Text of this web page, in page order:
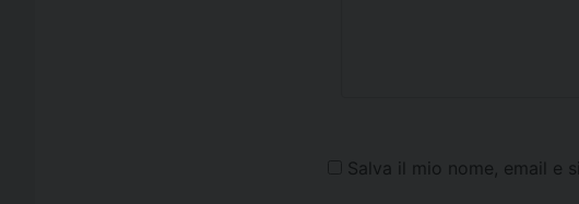
Salva il mio nome, email e